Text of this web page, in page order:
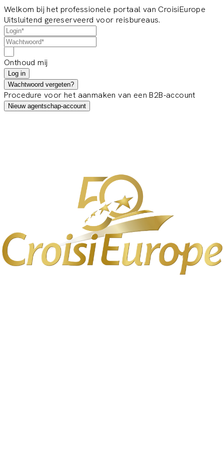
Welkom bij het professionele portaal van CroisiEurope
Uitsluitend gereserveerd voor reisbureaus.
Onthoud mij
Log in
Wachtwoord vergeten?
Procedure voor het aanmaken van een B2B-account
Nieuw agentschap-account